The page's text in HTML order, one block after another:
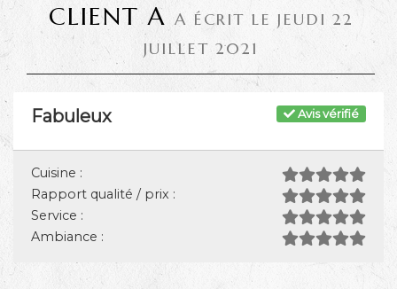
CLIENT A A ÉCRIT LE JEUDI 22
JUILLET 2021
Avis vérifié
Fabuleux
Cuisine :
Rapport qualité / prix :
Service :
Ambiance :